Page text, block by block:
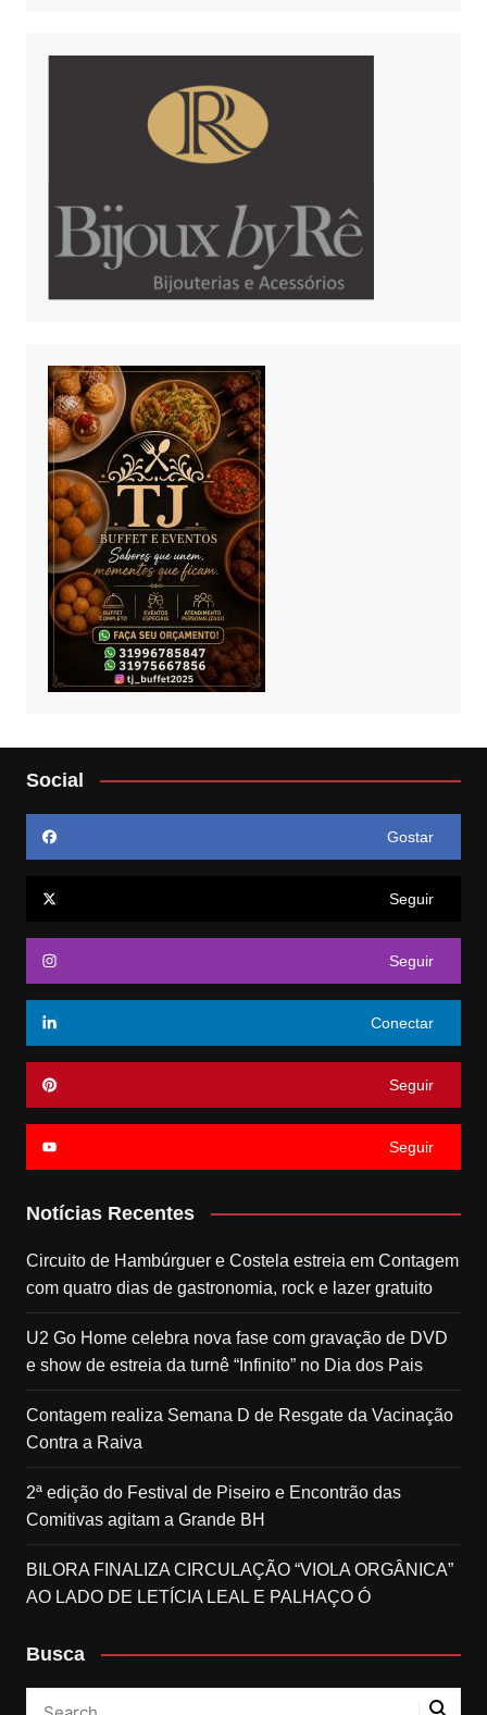
Social
Gostar
Seguir
Seguir
Conectar
Seguir
Seguir
Notícias Recentes
Circuito de Hambúrguer e Costela estreia em Contagem
com quatro dias de gastronomia, rock e lazer gratuito
U2 Go Home celebra nova fase com gravação de DVD
e show de estreia da turnê “Infinito” no Dia dos Pais
Contagem realiza Semana D de Resgate da Vacinação
Contra a Raiva
2ª edição do Festival de Piseiro e Encontrão das
Comitivas agitam a Grande BH
BILORA FINALIZA CIRCULAÇÃO “VIOLA ORGÂNICA”
AO LADO DE LETÍCIA LEAL E PALHAÇO Ó
Busca